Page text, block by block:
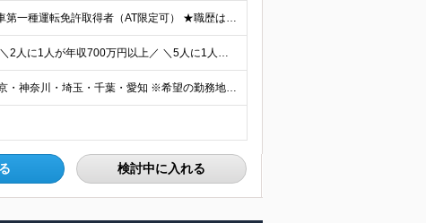
◎100％人物や意欲重視の採用 高卒以上 普通自動車第一種運転免許取得者（AT限定可） ★職歴は全く問いません！ 前向きにコツコツと向き合える方であれば結果がついてくるお仕事です。 現職・無職、正社
＼平均年収819万円！社員の最大年収3,131万円／ ＼2人に1人が年収700万円以上／ ＼5人に1人が年収1,000万円以上！／ 固定給だけで、年収524万円も可能！ インセンティブだけでなく固定給
■全国各地の事業所で募集中 ■積極採用エリア：東京・神奈川・埼玉・千葉・愛知 ※希望の勤務地で働ける！通勤可能な事業所を選定していきます ※地元に戻って働きたいUターン希望者も歓迎します！ ※社用車を
検討中に入れる